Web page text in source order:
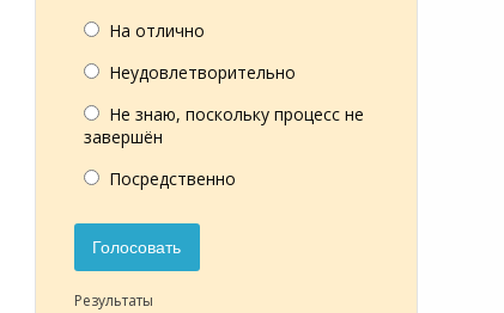
На отлично
Неудовлетворительно
Не знаю, поскольку процесс не
завершён
Посредственно
Голосовать
Результаты